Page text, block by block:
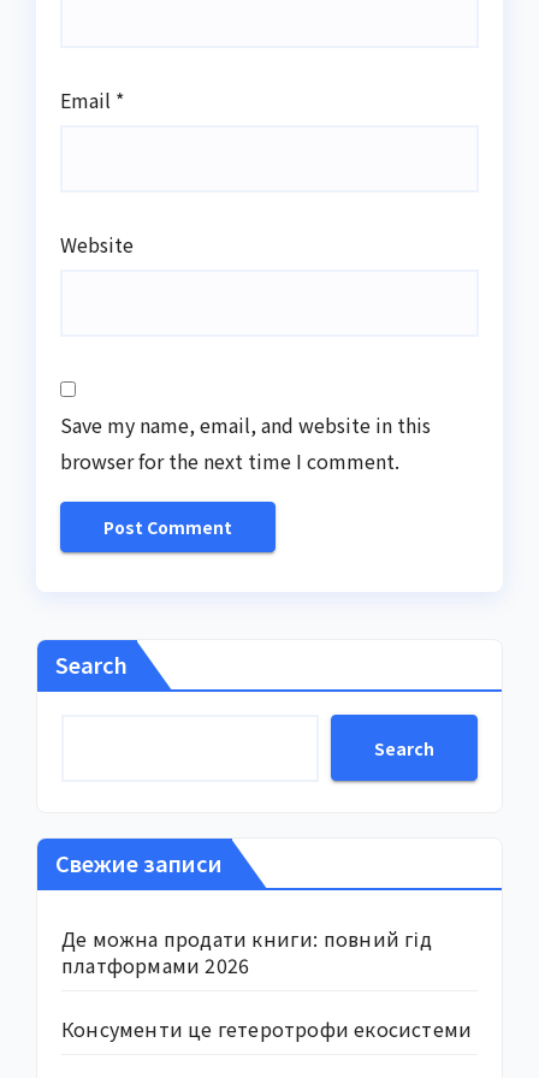
Email *
Website
Save my name, email, and website in this
browser for the next time I comment.
Search
Search
Свежие записи
Де можна продати книги: повний гід
платформами 2026
Консументи це гетеротрофи екосистеми